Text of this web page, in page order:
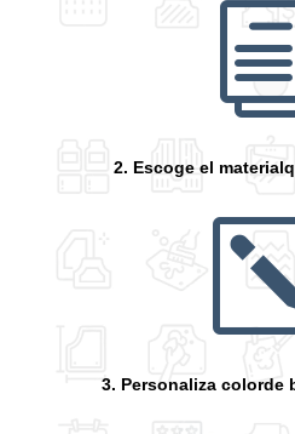
2. Escoge el
3. Personaliza colorde